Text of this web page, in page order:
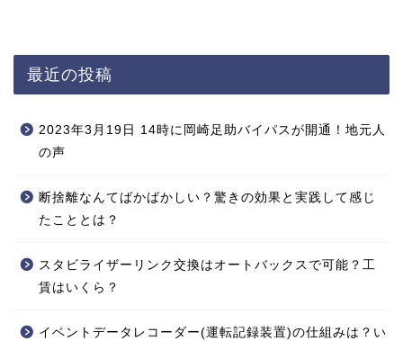
最近の投稿
2023年3月19日 14時に岡崎足助バイパスが開通！地元人
の声
断捨離なんてばかばかしい？驚きの効果と実践して感じ
たこととは？
スタビライザーリンク交換はオートバックスで可能？工
賃はいくら？
イベントデータレコーダー(運転記録装置)の仕組みは？い